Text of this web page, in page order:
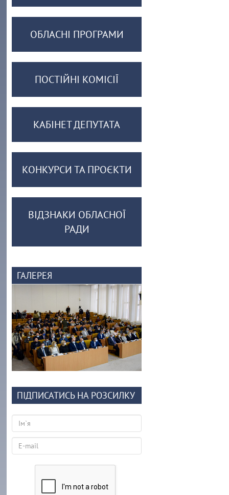
ОБЛАСНІ ПРОГРАМИ
ПОСТІЙНІ КОМІСІЇ
КАБІНЕТ ДЕПУТАТА
КОНКУРСИ ТА ПРОЄКТИ
ВІДЗНАКИ ОБЛАСНОЇ
РАДИ
ГАЛЕРЕЯ
ПІДПИСАТИСЬ НА РОЗСИЛКУ